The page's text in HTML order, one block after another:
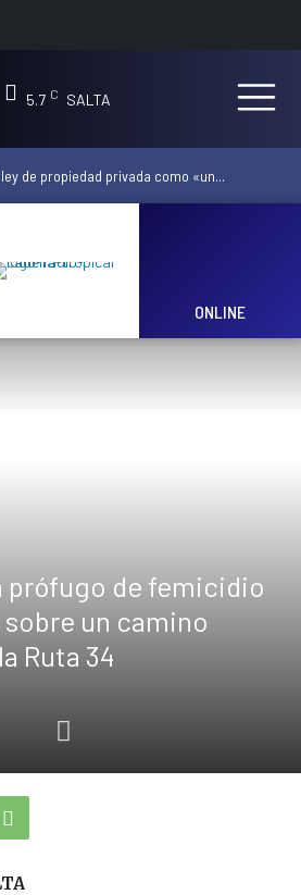
5.7 C SALTA
de propiedad privada como «un...
ONLINE
prófugo de femicidio
un camino
Ruta 34